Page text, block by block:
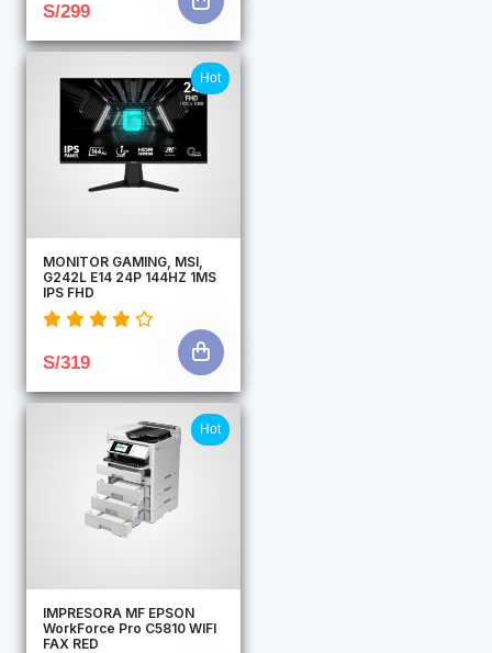
S/299
Hot
MONITOR GAMING, MSI,
G242L E14 24P 144HZ 1MS
IPS FHD
S/319
Hot
IMPRESORA MF EPSON
WorkForce Pro C5810 WIFI
FAX RED